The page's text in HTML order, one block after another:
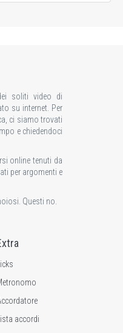
soliti video di
su internet. Per
ci siamo trovati
e chiedendoci
online tenuti da
per argomenti e
Questi no.
Licks
Lista accordi